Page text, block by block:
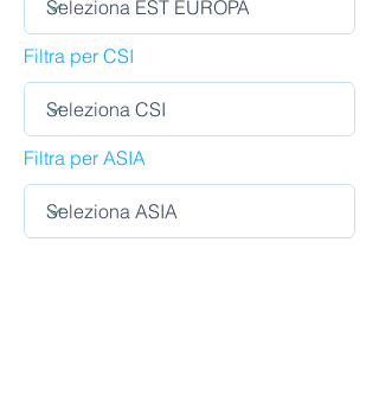
Filtra per CSI
Filtra per ASIA